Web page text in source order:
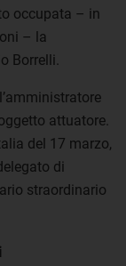
occupata – in
– la
Borrelli.
attuatore.
del 17 marzo,
di
straordinario